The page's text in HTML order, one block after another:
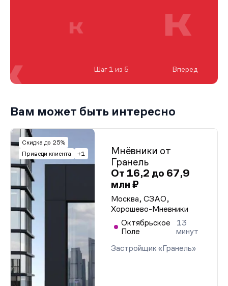
Шаг 1 из 5 Вперед
Вам может быть интересно
Скидка до 25%
Приведи клиента
+1
Мнёвники от
Гранель
От 16,2 до 67,9
млн ₽
Москва, СЗАО,
Хорошево-Мневники
Октябрьское
Поле
13
минут
Застройщик «Гранель»